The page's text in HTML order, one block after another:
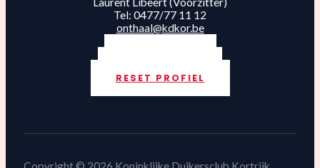
Tel: 0477/77 11 12
onthaal@kdkor.be
RESET PROFIEL